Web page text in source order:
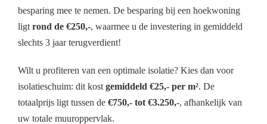
besparing mee te nemen. De besparing bij een hoekwoning
ligt rond de €250,-, waarmee u de investering in gemiddeld
slechts 3 jaar terugverdient!
Wilt u profiteren van een optimale isolatie? Kies dan voor
isolatieschuim: dit kost gemiddeld €25,- per m². De
totaalprijs ligt tussen de €750,- tot €3.250,-, afhankelijk van
uw totale muuroppervlak.